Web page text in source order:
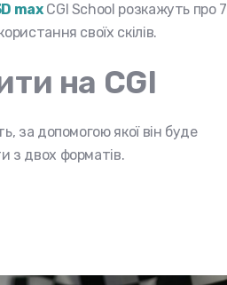
maxCGI School розкажуть про 7
своїх скілів.
на CGI
за допомогою якої він буде
з двох форматів.